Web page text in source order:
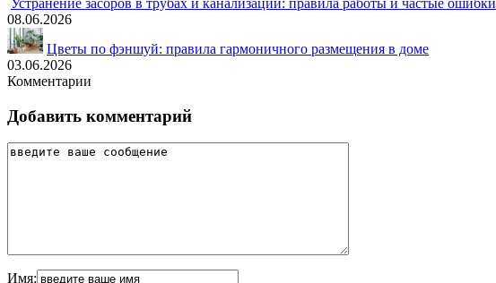
08.06.2026
Цветы по фэншуй: правила гармоничного размещения в доме
03.06.2026
Комментарии
Добавить комментарий
Имя: